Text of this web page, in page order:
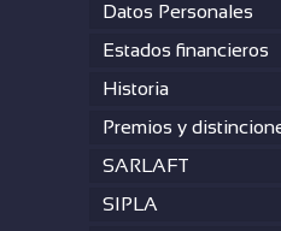
Datos Personales
Estados financieros
Historia
Premios y
SARLAFT
SIPLA